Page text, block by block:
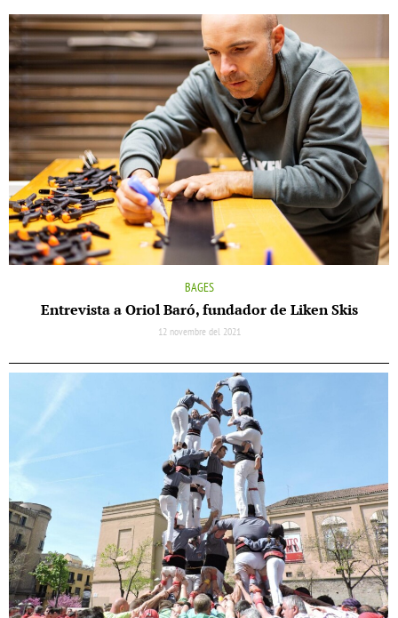
BAGES
Entrevista a Oriol Baró, fundador de Liken Skis
12 novembre del 2021